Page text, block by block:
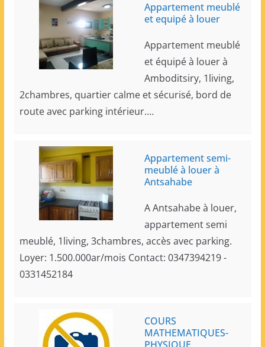
Appartement meublé
et equipé à louer
Appartement meublé
et équipé à louer à
Amboditsiry, 1living,
2chambres, quartier calme et sécurisé, bord de
route avec parking intérieur.…
Appartement semi-
meublé à louer à
Antsahabe
A Antsahabe à louer,
appartement semi
meublé, 1living, 3chambres, accès avec parking.
Loyer: 1.500.000ar/mois Contact: 0347394219 -
0331452184
COURS
MATHEMATIQUES-